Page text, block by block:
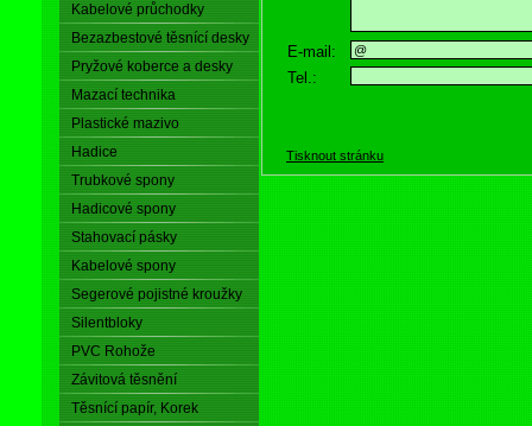
Kabelové průchodky
Bezazbestové těsnící desky
Pryžové koberce a desky
Mazací technika
Plastické mazivo
Hadice
Trubkové spony
Hadicové spony
Stahovací pásky
Kabelové spony
Segerové pojistné kroužky
Silentbloky
PVC Rohože
Závitová těsnění
Těsnící papír, Korek
E-mail:
Tel.:
Tisknout stránku